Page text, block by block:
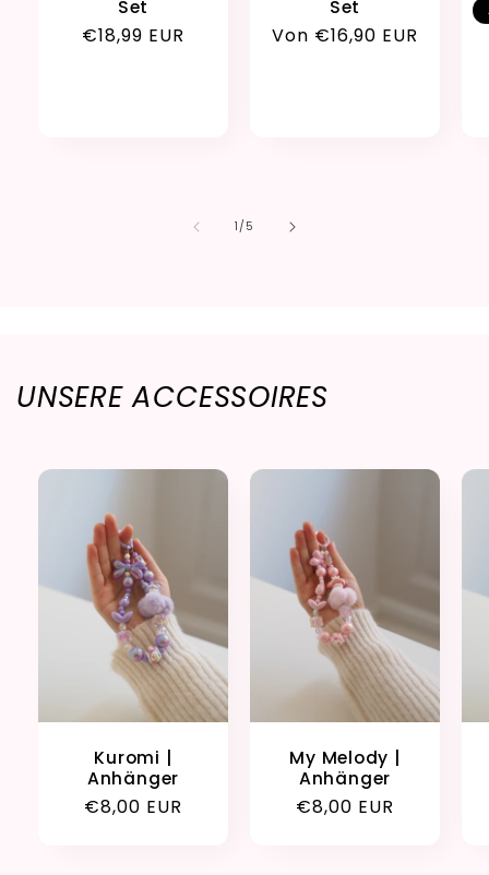
Set
Normaler
€18,99 EUR
Set
Normaler
Von €16,90 EUR
1/von
5
UNSERE ACCESSOIRES
Kuromi |
Anhänger
Normaler
€8,00 EUR
My Melody |
Anhänger
Normaler
€8,00 EUR